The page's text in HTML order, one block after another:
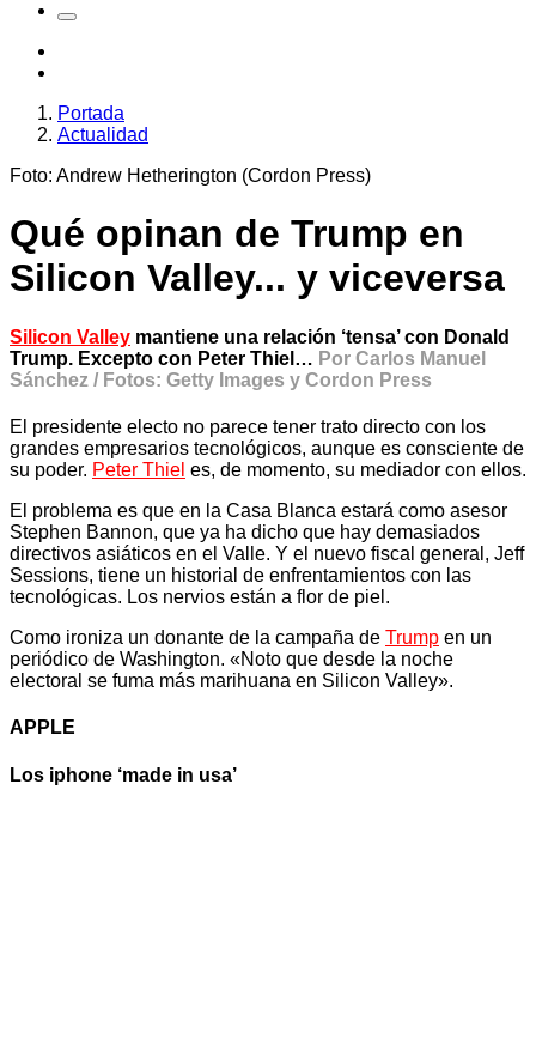
Portada
Actualidad
Foto: Andrew Hetherington (Cordon Press)
Qué opinan de Trump en
Silicon Valley... y viceversa
Silicon Valley mantiene una relación ‘tensa’ con Donald
Trump. Excepto con Peter Thiel… Por Carlos Manuel
Sánchez / Fotos: Getty Images y Cordon Press
El presidente electo no parece tener trato directo con los
grandes empresarios tecnológicos, aunque es consciente de
su poder. Peter Thiel es, de momento, su mediador con ellos.
El problema es que en la Casa Blanca estará como asesor
Stephen Bannon, que ya ha dicho que hay demasiados
directivos asiáticos en el Valle. Y el nuevo fiscal general, Jeff
Sessions, tiene un historial de enfrentamientos con las
tecnológicas. Los nervios están a flor de piel.
Como ironiza un donante de la campaña de Trump en un
periódico de Washington. «Noto que desde la noche
electoral se fuma más marihuana en Silicon Valley».
APPLE
Los iphone ‘made in usa’